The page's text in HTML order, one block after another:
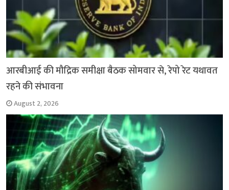
आरबीआई की मौद्रिक समीक्षा बैठक सोमवार से, रेपो रेट यथावत
रहने की संभावना
August 2, 2026